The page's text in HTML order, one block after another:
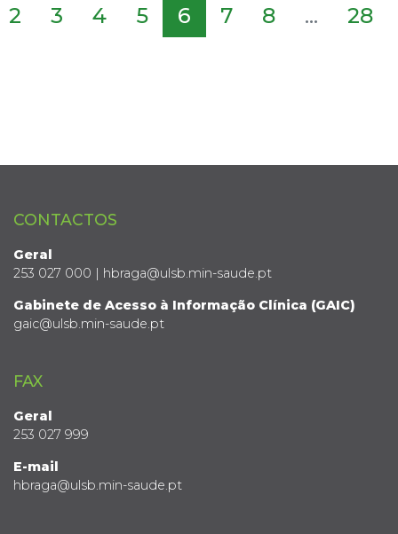
2 3 4 5 6 7 8 ... 28
CONTACTOS
Geral
253 027 000 | hbraga@ulsb.min-saude.pt
Gabinete de Acesso à Informação Clínica (GAIC)
gaic@ulsb.min-saude.pt
FAX
Geral
253 027 999
E-mail
hbraga@ulsb.min-saude.pt